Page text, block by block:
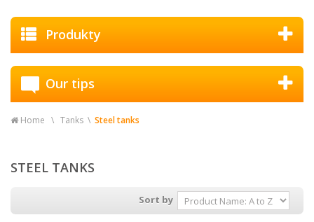
Produkty
Our tips
Home Tanks Steel tanks
STEEL TANKS
Sort by